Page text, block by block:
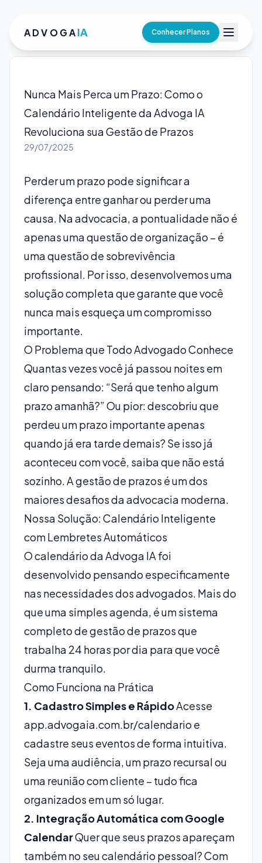
ADVOGAIA Conhecer Planos
Nunca Mais Perca um Prazo: Como o
Calendário Inteligente da Advoga IA
Revoluciona sua Gestão de Prazos
29/07/2025
Perder um prazo pode significar a
diferença entre ganhar ou perder uma
causa. Na advocacia, a pontualidade não é
apenas uma questão de organização – é
uma questão de sobrevivência
profissional. Por isso, desenvolvemos uma
solução completa que garante que você
nunca mais esqueça um compromisso
importante.
O Problema que Todo Advogado Conhece
Quantas vezes você já passou noites em
claro pensando: “Será que tenho algum
prazo amanhã?” Ou pior: descobriu que
perdeu um prazo importante apenas
quando já era tarde demais? Se isso já
aconteceu com você, saiba que não está
sozinho. A gestão de prazos é um dos
maiores desafios da advocacia moderna.
Nossa Solução: Calendário Inteligente
com Lembretes Automáticos
O calendário da Advoga IA foi
desenvolvido pensando especificamente
nas necessidades dos advogados. Mais do
que uma simples agenda, é um sistema
completo de gestão de prazos que
trabalha 24 horas por dia para que você
durma tranquilo.
Como Funciona na Prática
1. Cadastro Simples e RápidoAcesse
app.advogaia.com.br/calendario e
cadastre seus eventos de forma intuitiva.
Seja uma audiência, um prazo recursal ou
uma reunião com cliente – tudo fica
organizados em um só lugar.
2. Integração Automática com Google
CalendarQuer que seus prazos apareçam
também no seu calendário pessoal? Com